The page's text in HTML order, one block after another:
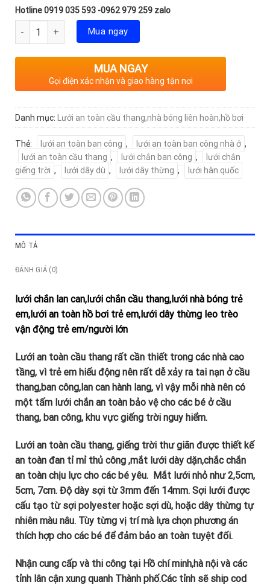
Hotline 0919 035 593 -0962 979 259 zalo
Số lượng Mua ngay
MUA NGAY
Gọi điện xác nhận và giao hàng tận nơi
Danh mục: Lưới an toàn cầu thang,nhà bóng liên hoàn,hồ bơi
Thẻ: lưới an toàn ban công , lưới an toàn ban công nhà ở ,
lưới an toàn cầu thang , lưới chắn ban công ,
lưới chắn
giếng trời , lưới dây dù , lưới dây thừng , lưới hàn quốc
MÔ TẢ
ĐÁNH GIÁ (0)
lưới chắn lan can,lưới chắn cầu thang,lưới nhà bóng trẻ
em,lưới an toàn hồ bơi trẻ em,lưới dây thừng leo trèo
vận động trẻ em/người lớn
Lưới an toàn cầu thang rất cần thiết trong các nhà cao
tầng, vì trẻ em hiếu động nên rất dễ xảy ra tai nạn ở cầu
thang,ban công,lan can hành lang, vì vậy mỗi nhà nên có
một tấm lưới chắn an toàn bảo vệ cho các bé ở cầu
thang, ban công, khu vực giếng trời nguy hiểm.
Lưới an toàn cầu thang, giếng trời thư giãn được thiết kế
an toàn đan tỉ mỉ thủ công ,mắt lưới dày dặn,chắc chắn
an toàn chịu lực cho các bé yêu. Mắt lưới nhỏ như 2,5cm,
5cm, 7cm. Độ dày sợi từ 3mm đến 14mm. Sợi lưới được
cấu tạo từ sợi polyester hoặc sợi dù, hoặc dây thừng tự
nhiên màu nâu. Tùy từng vị trí mà lựa chọn phương án
thích hợp cho các bé để đảm bảo an toàn tuyệt đối.
Nhận cung cấp và thi công tại Hồ chí minh,hà nội và các
tỉnh lân cận xung quanh Thành phố.Các tỉnh sẽ ship cod